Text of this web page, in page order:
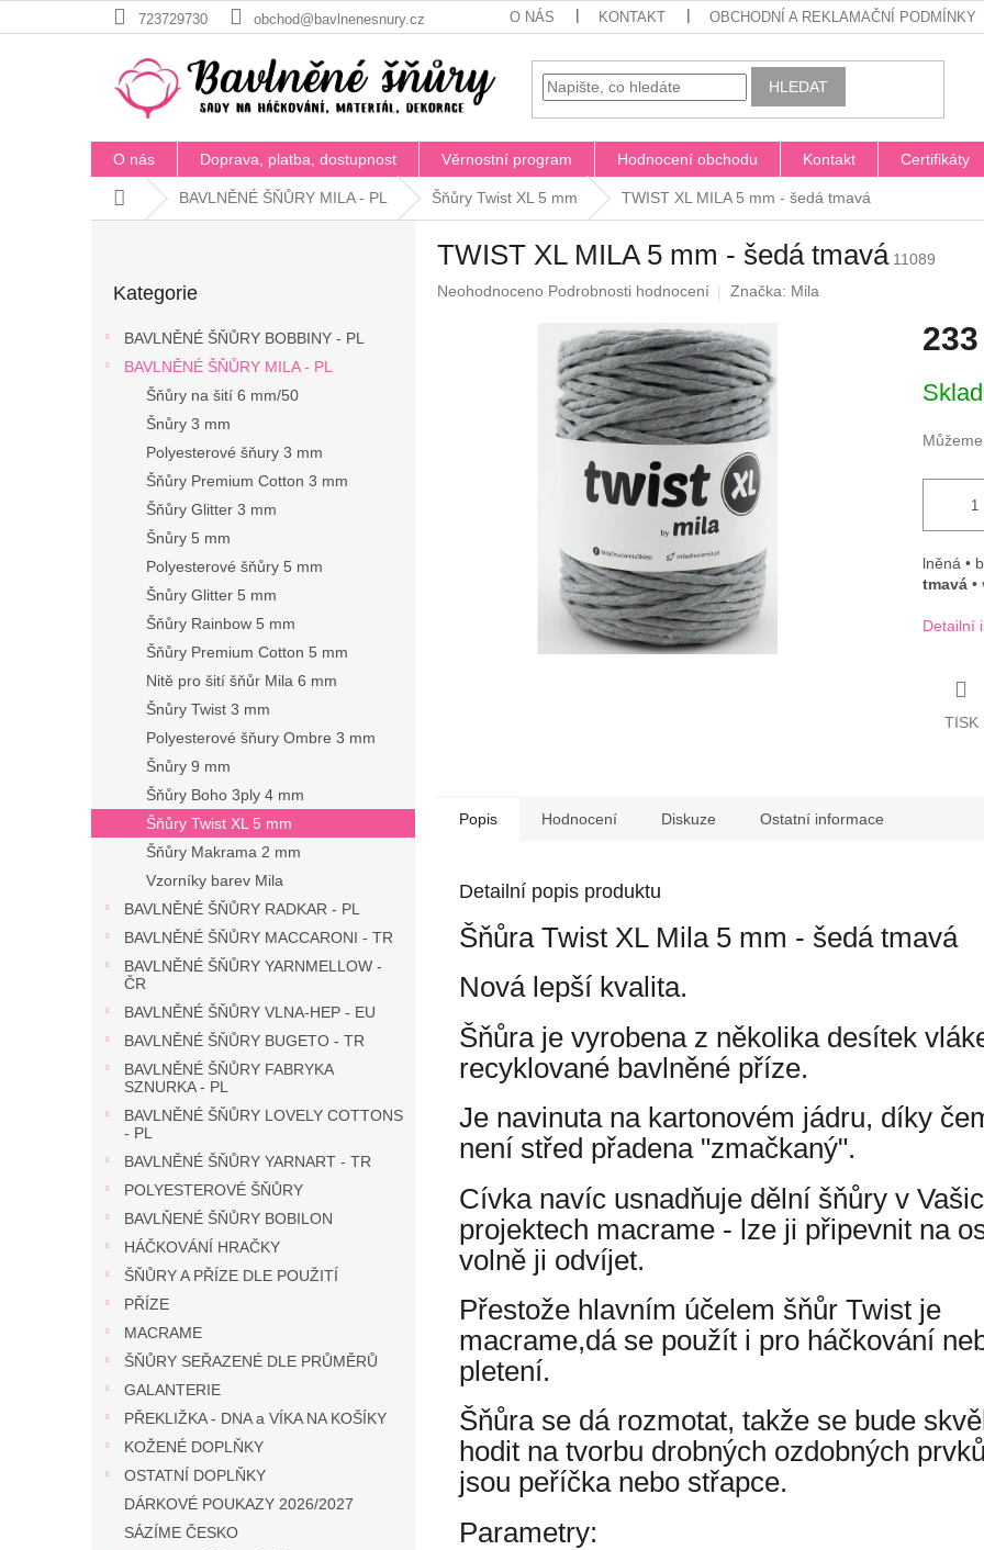
na
723729730 obchod@bavlnenesnury.cz O NÁS KONTAKT OBCHODNÍ A REKLAMAČNÍ PODMÍNKY
HLEDAT
O nás Doprava, platba, dostupnost Věrnostní program Hodnocení obchodu Kontakt Certifikáty
Domů BAVLNĚNÉ ŠŇŮRY MILA - PL Šňůry Twist XL 5 mm TWIST XL MILA 5 mm - šedá tmavá
kategorie
Kategorie
BAVLNĚNÉ ŠŇŮRY BOBBINY - PL
BAVLNĚNÉ ŠŇŮRY MILA - PL
Šňůry na šití 6 mm/50
Šnůry 3 mm
Polyesterové šňury 3 mm
Šňůry Premium Cotton 3 mm
Šňůry Glitter 3 mm
Šnůry 5 mm
Polyesterové šňůry 5 mm
Šnůry Glitter 5 mm
Šňůry Rainbow 5 mm
Šňůry Premium Cotton 5 mm
Nitě pro šití šňůr Mila 6 mm
Šnůry Twist 3 mm
Polyesterové šňury Ombre 3 mm
Šnůry 9 mm
Šňůry Boho 3ply 4 mm
Šňůry Twist XL 5 mm
Šňůry Makrama 2 mm
Vzorníky barev Mila
BAVLNĚNÉ ŠŇŮRY RADKAR - PL
BAVLNĚNÉ ŠŇŮRY MACCARONI - TR
BAVLNĚNÉ ŠŇŮRY YARNMELLOW -
ČR
BAVLNĚNÉ ŠŇŮRY VLNA-HEP - EU
BAVLNĚNÉ ŠŇŮRY BUGETO - TR
BAVLNĚNÉ ŠŇŮRY FABRYKA
SZNURKA - PL
BAVLNĚNÉ ŠŇŮRY LOVELY COTTONS
- PL
BAVLNĚNÉ ŠŇŮRY YARNART - TR
POLYESTEROVÉ ŠŇŮRY
BAVLŇENÉ ŠŇŮRY BOBILON
HÁČKOVÁNÍ HRAČKY
ŠŇŮRY A PŘÍZE DLE POUŽITÍ
PŘÍZE
MACRAME
ŠŇŮRY SEŘAZENÉ DLE PRŮMĚRŮ
GALANTERIE
PŘEKLIŽKA - DNA a VÍKA NA KOŠÍKY
KOŽENÉ DOPLŇKY
OSTATNÍ DOPLŇKY
DÁRKOVÉ POUKAZY 2026/2027
SÁZÍME ČESKO
TWIST XL MILA 5 mm - šedá tmavá 11089
Průměrné
Neohodnoceno Podrobnosti hodnocení Značka: Mila
cena:
lněná •
tmavá•
Detailní
TISK
Popis Hodnocení Diskuze Ostatní informace
Detailní popis produktu
Šňůra Twist XL Mila 5 mm - šedá tmavá
Nová lepší kvalita.
Šňůra je vyrobena z několika desítek
recyklované bavlněné příze.
Je navinuta na kartonovém jádru, díky
není střed přadena "zmačkaný".
Cívka navíc usnadňuje dělní šňůry v
projektech macrame - lze ji připevnit na
volně ji odvíjet.
Přestože hlavním účelem šňůr Twist je
macrame,dá se použít i pro háčkování
pletení.
Šňůra se dá rozmotat, takže se bude
hodit na tvorbu drobných ozdobných
jsou peříčka nebo střapce.
Parametry: